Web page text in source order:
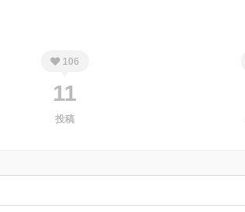
106
11
投稿